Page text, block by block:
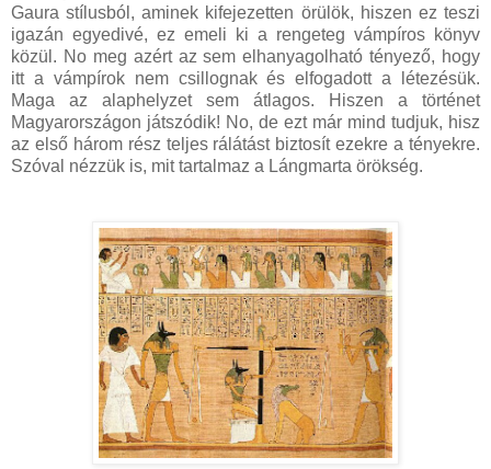
Gaura stílusból, aminek kifejezetten örülök, hiszen ez teszi
igazán egyedivé, ez emeli ki a rengeteg vámpíros könyv
közül. No meg azért az sem elhanyagolható tényező, hogy
itt a vámpírok nem csillognak és elfogadott a létezésük.
Maga az alaphelyzet sem átlagos. Hiszen a történet
Magyarországon játszódik! No, de ezt már mind tudjuk, hisz
az első három rész teljes rálátást biztosít ezekre a tényekre.
Szóval nézzük is, mit tartalmaz a Lángmarta örökség.